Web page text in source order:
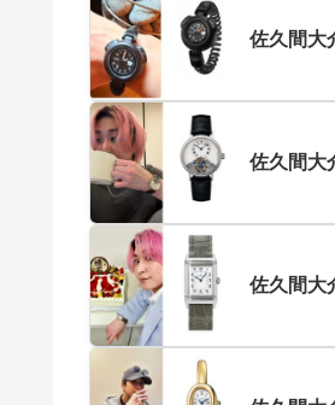
佐久間大
佐久間大
佐久間大